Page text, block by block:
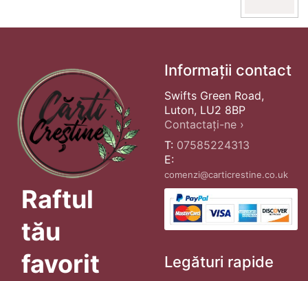
Raftul
tău
favorit
Informații contact
Swifts Green Road,
Luton, LU2 8BP
Contactați-ne ›
T: 07585224313
E:
comenzi@carticrestine.co.uk
Legături rapide